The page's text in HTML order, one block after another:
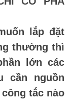
lắp đặt
thường thì
lớn các
cần nguồn
tắc nào